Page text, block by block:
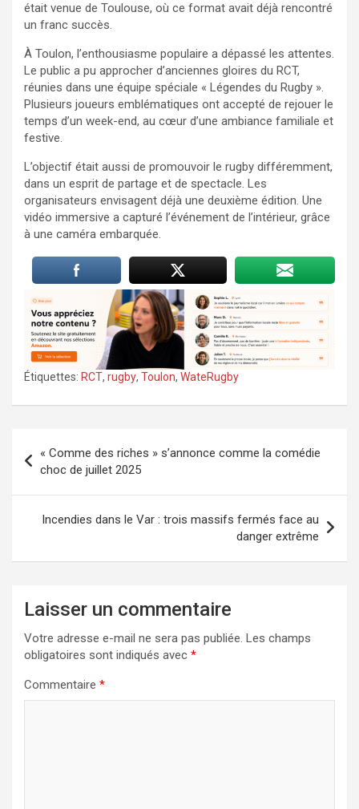
était venue de Toulouse, où ce format avait déjà rencontré
un franc succès.
À Toulon, l’enthousiasme populaire a dépassé les attentes.
Le public a pu approcher d’anciennes gloires du RCT,
réunies dans une équipe spéciale « Légendes du Rugby ».
Plusieurs joueurs emblématiques ont accepté de rejouer le
temps d’un week-end, au cœur d’une ambiance familiale et
festive.
L’objectif était aussi de promouvoir le rugby différemment,
dans un esprit de partage et de spectacle. Les
organisateurs envisagent déjà une deuxième édition. Une
vidéo immersive a capturé l’événement de l’intérieur, grâce
à une caméra embarquée.
Étiquettes: RCT, rugby, Toulon, WateRugby
de
l’article
« Comme des riches » s’annonce comme la comédie
choc de juillet 2025
Incendies dans le Var : trois massifs fermés face au
danger extrême
Laisser un commentaire
Votre adresse e-mail ne sera pas publiée. Les champs
obligatoires sont indiqués avec *
Commentaire *